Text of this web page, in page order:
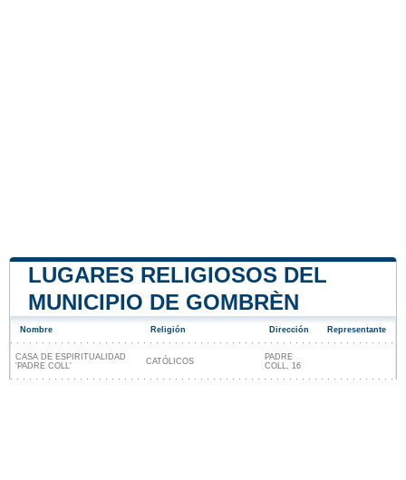
LUGARES RELIGIOSOS DEL
MUNICIPIO DE GOMBRÈN
Nombre Religión Dirección Representante
CASA DE ESPIRITUALIDAD
'PADRE COLL'
CATÓLICOS
PADRE
COLL, 16